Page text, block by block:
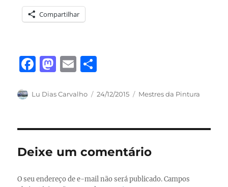
Compartilhar
F
c
b
o
o
k
M
st
d
o
n
E
ai a
Autor
Lu Dias Carvalho
Publicado
24/12/2015 Categorias
Mestres da Pintura
Deixe um comentário
O seu endereço de e-mail não será publicado. Campos